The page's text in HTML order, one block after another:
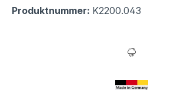
Produktnummer: K2200.043